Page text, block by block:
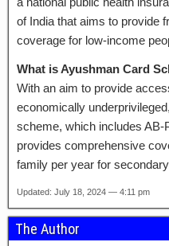
of India that aims to provide
coverage for low-income
What is Ayushman Card
With an aim to provide
economically
scheme, which includes
provides comprehensive
family per year for
Updated: July 18, 2024 — 4:11 pm
The Author